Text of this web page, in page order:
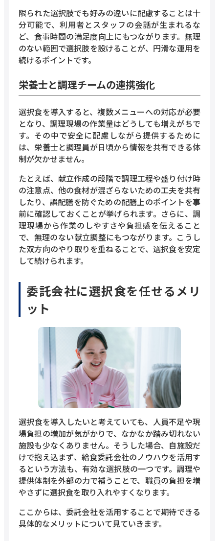
限られた選択肢でも好みの違いに配慮することは十
分可能で、利用者とスタッフの会話が生まれるな
ど、食事時間の満足度向上にもつながります。無理
のない範囲で選択肢を設けることが、円滑な運用を
続けるポイントです。
栄養士と調理チームの連携強化
選択食を導入すると、複数メニューへの対応が必要
となり、調理現場の作業量はどうしても増えがちで
す。その中で安全に配慮しながら提供するために
は、栄養士と調理員が日頃から情報を共有できる体
制が欠かせません。
たとえば、献立作成の段階で調理工程や盛り付け時
の注意点、他の食材が混ざらないための工夫を共有
したり、誤配膳を防ぐための配膳上のポイントを事
前に確認しておくことが挙げられます。さらに、調
理現場から作業のしやすさや負担感を伝えること
で、無理のない献立調整にもつながります。こうし
た双方向のやり取りを重ねることで、選択食を安定
して続けられます。
委託会社に選択食を任せるメリ
ット
選択食を導入したいと考えていても、人員不足や現
場負担の増加が気がかりで、なかなか踏み切れない
施設も少なくありません。そうした場合、自施設だ
けで抱え込まず、給食委託会社のノウハウを活用す
るという方法も、有効な選択肢の一つです。調理や
提供体制を外部の力で補うことで、職員の負担を増
やさずに選択食を取り入れやすくなります。
ここからは、委託会社を活用することで期待できる
具体的なメリットについて見ていきます。